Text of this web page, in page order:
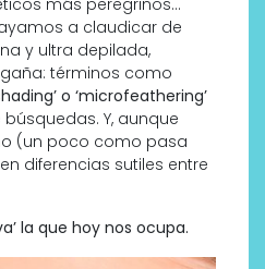
más peregrinos…
a claudicar de
y ultra depilada,
términos como
o ‘microfeathering’
Y, aunque
(un poco como pasa
diferencias sutiles entre
la que hoy nos ocupa.